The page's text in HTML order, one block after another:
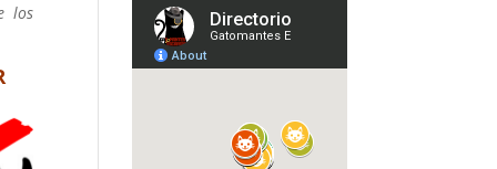
los